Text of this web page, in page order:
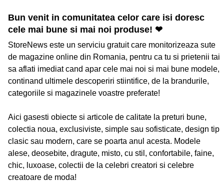
Bun venit in comunitatea celor care isi doresc
cele mai bune si mai noi produse! ❤
StoreNews este un serviciu gratuit care monitorizeaza sute
de magazine online din Romania, pentru ca tu si prietenii tai
sa aflati imediat cand apar cele mai noi si mai bune modele,
continand ultimele descoperiri stiintifice, de la brandurile,
categoriile si magazinele voastre preferate!
Aici gasesti obiecte si articole de calitate la preturi bune,
colectia noua, exclusiviste, simple sau sofisticate, design tip
clasic sau modern, care se poarta anul acesta. Modele
alese, deosebite, dragute, misto, cu stil, confortabile, faine,
chic, luxoase, colectii de la celebri creatori si celebre
creatoare de moda!